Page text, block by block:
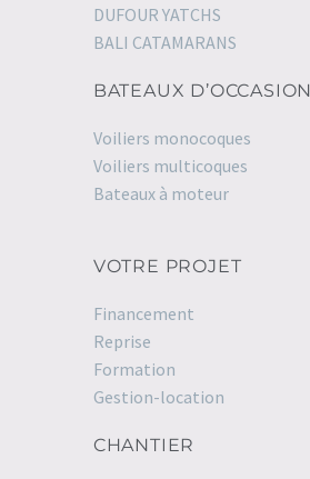
DUFOUR YATCHS
BALI CATAMARANS
BATEAUX D’OCCASION
Voiliers monocoques
Voiliers multicoques
Bateaux à moteur
VOTRE PROJET
Financement
Reprise
Formation
Gestion-location
CHANTIER